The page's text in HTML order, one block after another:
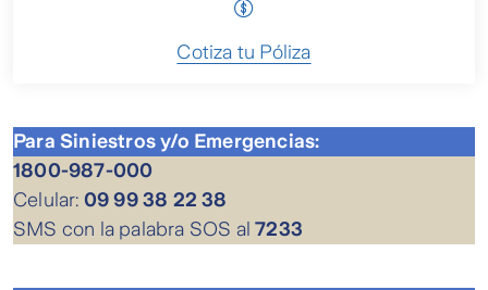
Cotiza tu Póliza
Para Siniestros y/o Emergencias:
1800-987-000
Celular: 09 99 38 22 38
SMS con la palabra SOS al7233